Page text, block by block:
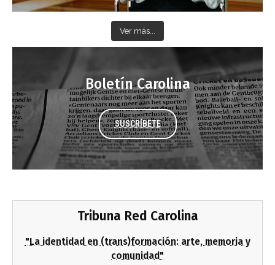
Ver más...
Boletín Carolina
SUSCRÍBETE
Tribuna Red Carolina
"La identidad en (trans)formación: arte, memoria y
comunidad"